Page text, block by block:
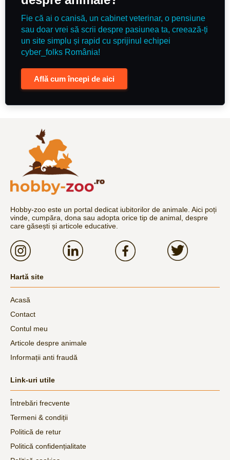
Fie că ai o canisă, un cabinet veterinar, o pensiune
sau doar vrei să scrii despre pasiunea ta, creează-ți
un site simplu și rapid cu sprijinul echipei
cyber_folks România!
Află cum începi de aici
Hobby-zoo este un portal dedicat iubitorilor de animale. Aici poți
vinde, cumpăra, dona sau adopta orice tip de animal, despre
care găsești și articole educative.
Hartă site
Acasă
Contact
Contul meu
Articole despre animale
Informații anti fraudă
Link-uri utile
Întrebări frecvente
Termeni & condiții
Politică de retur
Politică confidențialitate